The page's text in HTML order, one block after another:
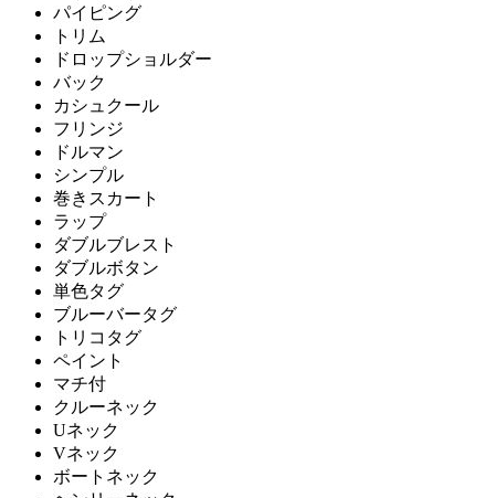
パイピング
トリム
ドロップショルダー
バック
カシュクール
フリンジ
ドルマン
シンプル
巻きスカート
ラップ
ダブルブレスト
ダブルボタン
単色タグ
ブルーバータグ
トリコタグ
ペイント
マチ付
クルーネック
Uネック
Vネック
ボートネック